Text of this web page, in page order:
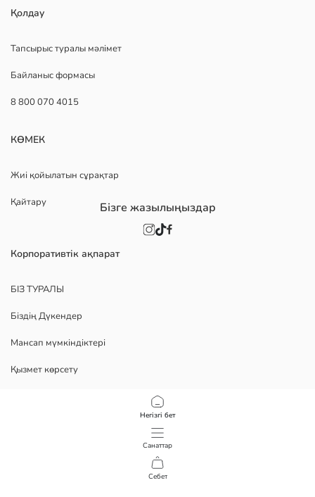
Негізгі бет
Санаттар
Себет
Қолдау
Тапсырыс туралы мәлімет
Байланыс формасы
8 800 070 4015
КӨМЕК
Жиі қойылатын сұрақтар
Қайтару
Корпоративтік ақпарат
БІЗ ТУРАЛЫ
Біздің Дүкендер
Мансап мүмкіндіктері
Қызмет көрсету
Бізге жазылыңыздар